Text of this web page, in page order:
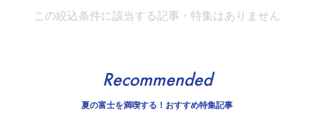
この絞込条件に該当する記事・特集はありません
Recommended
夏の富士を満喫する！おすすめ特集記事